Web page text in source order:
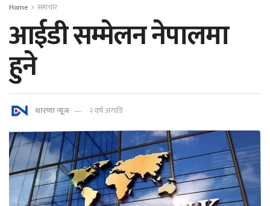
Home समाचार
आईडी सम्मेलन नेपालमा
हुने
धारणा न्यूज २ वर्ष अगाडि